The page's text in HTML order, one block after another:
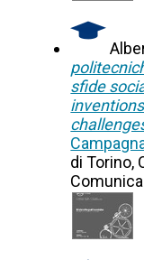
sfide
di Torino,